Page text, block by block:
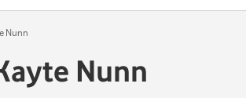
Nunn
Nunn